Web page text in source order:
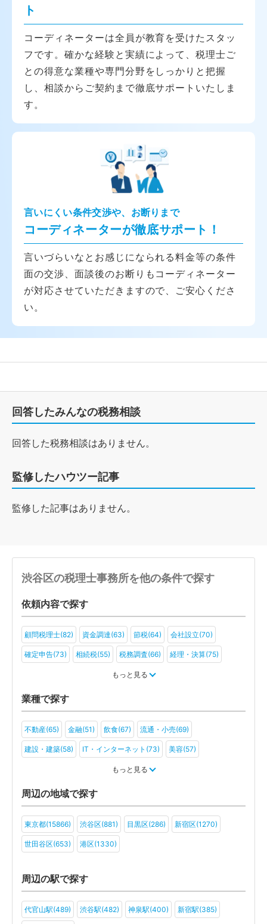
ト
コーディネーターは全員が教育を受けたスタッ
フです。確かな経験と実績によって、税理士ご
との得意な業種や専門分野をしっかりと把握
し、相談からご契約まで徹底サポートいたしま
す。
言いにくい条件交渉や、お断りまで
コーディネーターが徹底サポート！
言いづらいなとお感じになられる料金等の条件
面の交渉、面談後のお断りもコーディネーター
が対応させていただきますので、ご安心くださ
い。
回答したみんなの税務相談
回答した税務相談はありません。
監修したハウツー記事
監修した記事はありません。
渋谷区の税理士事務所を他の条件で探す
依頼内容で探す
顧問税理士(82) 資金調達(63) 節税(64) 会社設立(70)
確定申告(73) 相続税(55) 税務調査(66) 経理・決算(75)
もっと見る
業種で探す
不動産(65) 金融(51) 飲食(67) 流通・小売(69)
建設・建築(58) IT・インターネット(73) 美容(57)
教育(56) 医療・福祉(47)
旅行・ホテル(46) アミューズメント・レジャー(44)
ファンド(30) 社会福祉法人(20) 医療法人(38) ＮＰＯ法人(23)
学校法人(20) 一般社団法人(34) その他(32)
もっと見る
周辺の地域で探す
東京都(15866) 渋谷区(881) 目黒区(286) 新宿区(1270)
世田谷区(653) 港区(1330)
周辺の駅で探す
代官山駅(489) 渋谷駅(482) 神泉駅(400) 新宿駅(385)